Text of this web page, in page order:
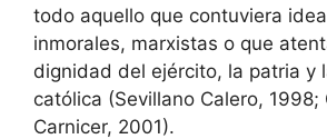
todo aquello que contuviera
inmorales, marxistas o que
dignidad del ejército, la patria y
católica (Sevillano Calero, 1998;
Carnicer, 2001).